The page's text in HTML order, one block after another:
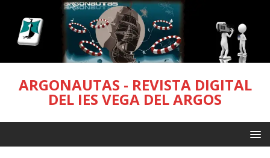
ARGONAUTAS - REVISTA DIGITAL
DEL IES VEGA DEL ARGOS